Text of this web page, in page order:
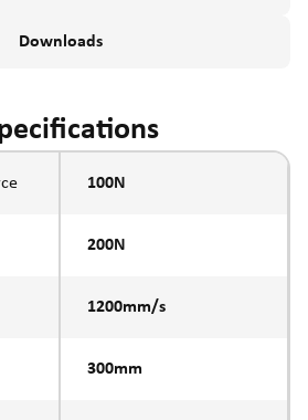
Downloads
100N
200N
1200mm/s
300mm